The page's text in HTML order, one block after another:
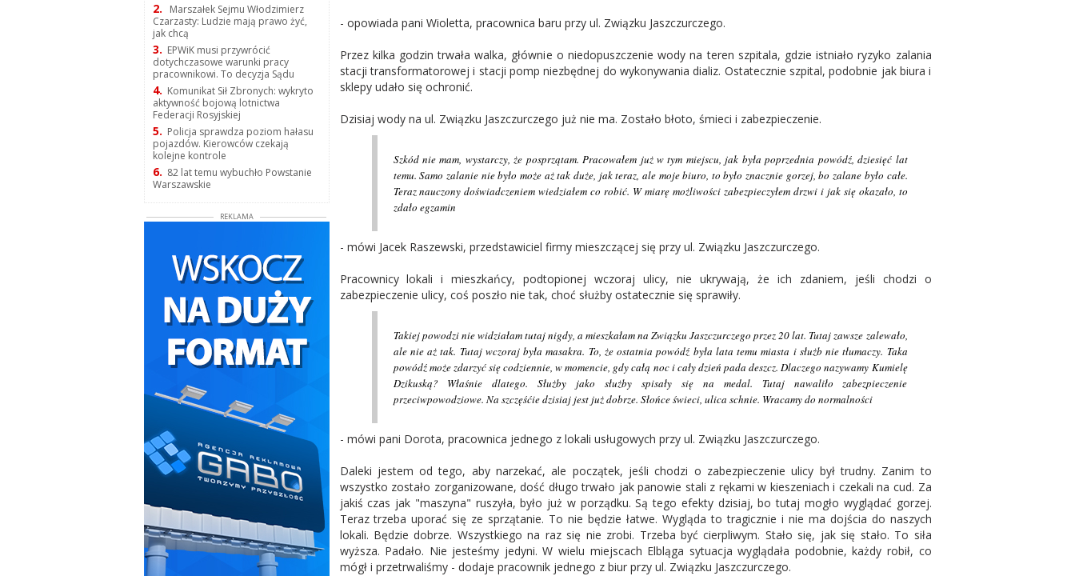
2.
Marszałek Sejmu Włodzimierz
Czarzasty: Ludzie mają prawo żyć,
jak chcą
3. EPWiK musi przywrócić
dotychczasowe warunki pracy
pracownikowi. To decyzja Sądu
4. Komunikat Sił Zbronych: wykryto
aktywność bojową lotnictwa
Federacji Rosyjskiej
5. Policja sprawdza poziom hałasu
pojazdów. Kierowców czekają
kolejne kontrole
6. 82 lat temu wybuchło Powstanie
Warszawskie
REKLAMA
- opowiada pani Wioletta, pracownica baru przy ul. Związku Jaszczurczego.
Przez kilka godzin trwała walka, głównie o niedopuszczenie wody na teren szpitala, gdzie istniało ryzyko zalania
stacji transformatorowej i stacji pomp niezbędnej do wykonywania dializ. Ostatecznie szpital, podobnie jak biura i
sklepy udało się ochronić.
Dzisiaj wody na ul. Związku Jaszczurczego już nie ma. Zostało błoto, śmieci i zabezpieczenie.
Szkód nie mam, wystarczy, że posprzątam. Pracowałem już w tym miejscu, jak była poprzednia powódź, dziesięć lat
temu. Samo zalanie nie było może aż tak duże, jak teraz, ale moje biuro, to było znacznie gorzej, bo zalane było całe.
Teraz nauczony doświadczeniem wiedziałem co robić. W miarę możliwości zabezpieczyłem drzwi i jak się okazało, to
zdało egzamin
- mówi Jacek Raszewski, przedstawiciel firmy mieszczącej się przy ul. Związku Jaszczurczego.
Pracownicy lokali i mieszkańcy, podtopionej wczoraj ulicy, nie ukrywają, że ich zdaniem, jeśli chodzi o
zabezpieczenie ulicy, coś poszło nie tak, choć służby ostatecznie się sprawiły.
Takiej powodzi nie widziałam tutaj nigdy, a mieszkałam na Związku Jaszczurczego przez 20 lat. Tutaj zawsze zalewało,
ale nie aż tak. Tutaj wczoraj była masakra. To, że ostatnia powódź była lata temu miasta i służb nie tłumaczy. Taka
powódź może zdarzyć się codziennie, w momencie, gdy całą noc i cały dzień pada deszcz. Dlaczego nazywamy Kumielę
Dzikuską? Właśnie dlatego. Służby jako służby spisały się na medal. Tutaj nawaliło zabezpieczenie
przeciwpowodziowe. Na szczęśćiedzisiaj jest już dobrze. Słońce świeci, ulica schnie. Wracamy do normalności
- mówi pani Dorota, pracownica jednego z lokali usługowych przy ul. Związku Jaszczurczego.
Daleki jestem od tego, aby narzekać, ale początek, jeślichodzi o zabezpieczenie ulicy był trudny. Zanim to
wszystko zostało zorganizowane, dość długo trwało jak panowie stali z rękami w kieszeniach i czekali na cud. Za
jakiś czas jak "maszyna" ruszyła, było już w porządku. Są tego efektydzisiaj, bo tutaj mogło wyglądać gorzej.
Teraz trzeba uporać się ze sprzątanie. To nie będzie łatwe. Wygląda to tragicznie i nie ma dojścia do naszych
lokali. Będzie dobrze. Wszystkiego na raz się nie zrobi. Trzeba być cierpliwym. Stało się, jak się stało. To siła
wyższa. Padało. Nie jesteśmy jedyni. W wielu miejscach Elbląga sytuacja wyglądała podobnie, każdy robił, co
mógł i przetrwaliśmy - dodaje pracownik jednego z biur przy ul. Związku Jaszczurczego.